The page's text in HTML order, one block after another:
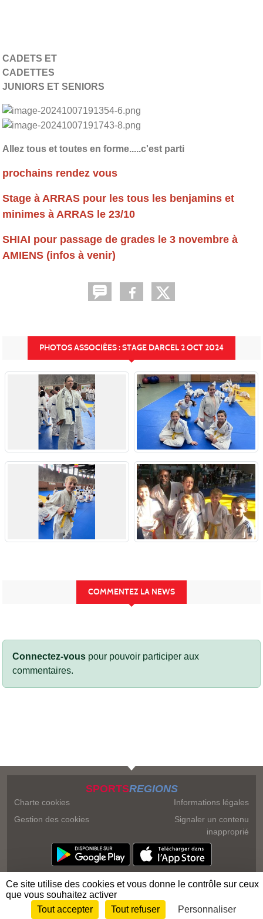
CADETS ET
CADETTES
JUNIORS ET SENIORS
Allez tous et toutes en forme.....c'est parti
prochains rendez vous
Stage à ARRAS pour les tous les benjamins et
minimes à ARRAS le 23/10
SHIAI pour passage de grades le 3 novembre à
AMIENS (infos à venir)
PHOTOS ASSOCIÉES : STAGE DARCEL 2 OCT 2024
COMMENTEZ LA NEWS
Connectez-vous pour pouvoir participer aux
commentaires.
SPORTSREGIONS
Charte cookies
Gestion des cookies
Informations légales
Signaler un contenu
inapproprié
Envie de participer ? Connexion
Ce site utilise des cookies et vous donne le contrôle sur ceux
que vous souhaitez activer
Tout accepter
Tout refuser Personnaliser